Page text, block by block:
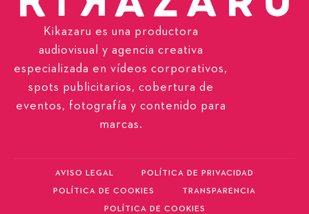
Kikazaru es una productora
audiovisual y agencia creativa
especializada en vídeos corporativos,
spots publicitarios, cobertura de
eventos, fotografía y contenido para
marcas.
AVISO LEGAL POLÍTICA DE PRIVACIDAD
POLÍTICA DE COOKIES TRANSPARENCIA
POLÍTICA DE COOKIES